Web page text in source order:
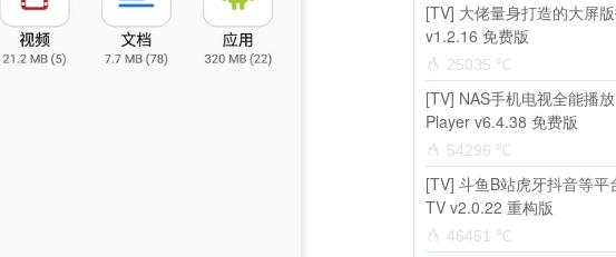
[TV] 大佬量身打造的大屏
v1.2.16 免费版
25035 ℃
[TV] NAS手机电视全能播
Player v6.4.38 免费版
54296 ℃
[TV] 斗鱼B站虎牙抖音等平
TV v2.0.22 重构版
46451 ℃